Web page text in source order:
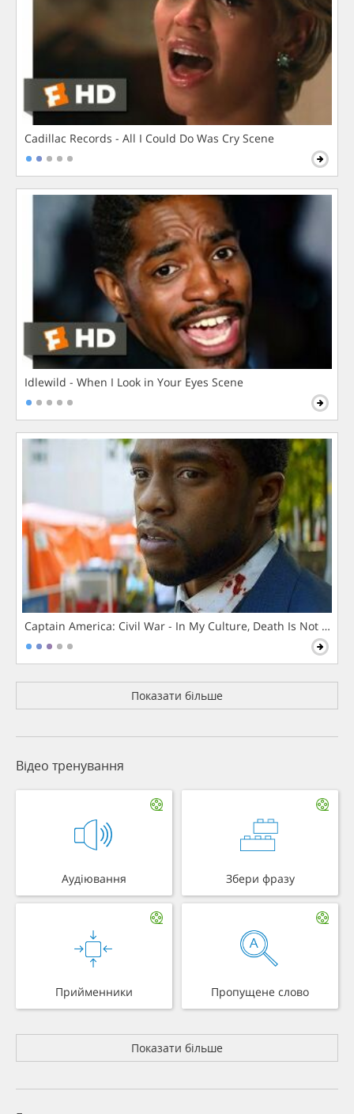
Cadillac Records - All I Could Do Was Cry Scene
Idlewild - When I Look in Your Eyes Scene
Captain America: Civil War - In My Culture, Death Is Not The
Показати більше
Відео тренування
Аудіювання Збери фразу
Прийменники Пропущене слово
Показати більше